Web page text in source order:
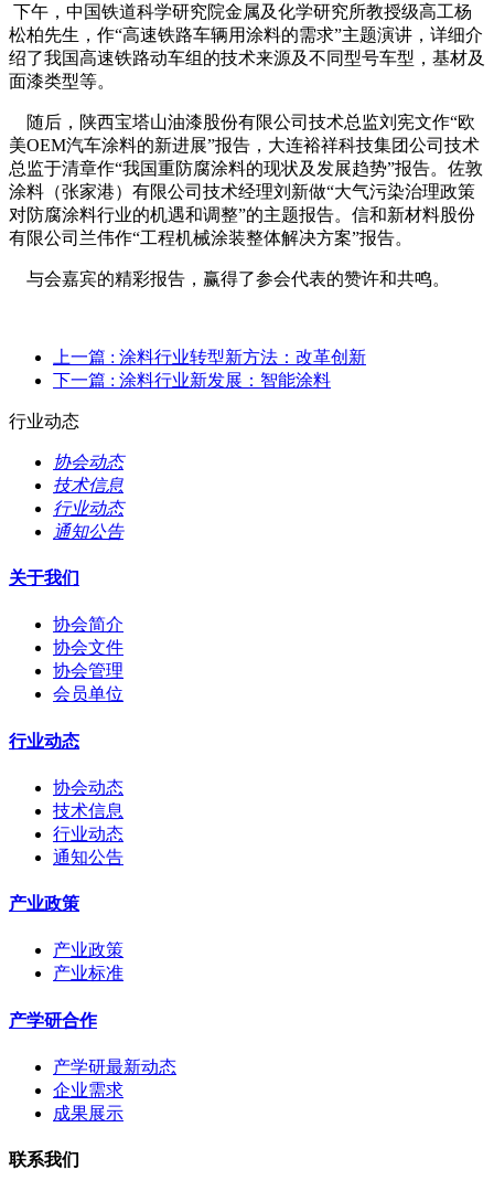
下午，中国铁道科学研究院金属及化学研究所教授级高工杨
松柏先生，作“高速铁路车辆用涂料的需求”主题演讲，详细介
绍了我国高速铁路动车组的技术来源及不同型号车型，基材及
面漆类型等。
随后，陕西宝塔山油漆股份有限公司技术总监刘宪文作“欧
美OEM汽车涂料的新进展”报告，大连裕祥科技集团公司技术
总监于清章作“我国重防腐涂料的现状及发展趋势”报告。佐敦
涂料（张家港）有限公司技术经理刘新做“大气污染治理政策
对防腐涂料行业的机遇和调整”的主题报告。信和新材料股份
有限公司兰伟作“工程机械涂装整体解决方案”报告。
与会嘉宾的精彩报告，赢得了参会代表的赞许和共鸣。
上一篇 : 涂料行业转型新方法：改革创新
下一篇 : 涂料行业新发展：智能涂料
行业动态
协会动态
技术信息
行业动态
通知公告
关于我们
协会简介
协会文件
协会管理
会员单位
行业动态
协会动态
技术信息
行业动态
通知公告
产业政策
产业政策
产业标准
产学研合作
产学研最新动态
企业需求
成果展示
联系我们